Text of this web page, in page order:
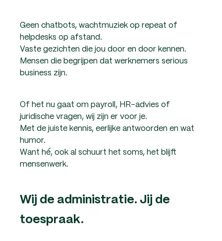
Geen chatbots, wachtmuziek op repeat of
helpdesks op afstand.
Vaste gezichten die jou door en door kennen.
Mensen die begrijpen dat werknemers serious
business zijn.
Of het nu gaat om payroll, HR-advies of
juridische vragen, wij zijn er voor je.
Met de juiste kennis, eerlijke antwoorden en wat
humor.
Want hé, ook al schuurt het soms, het blijft
mensenwerk.
Wij de administratie. Jij de
toespraak.